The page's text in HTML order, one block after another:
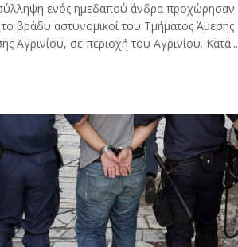
ενός ημεδαπού άνδρα προχώρησαν
βράδυ αστυνομικοί του Τμήματος Άμεσης
Αγρινίου, σε περιοχή του Αγρινίου. Κατά...